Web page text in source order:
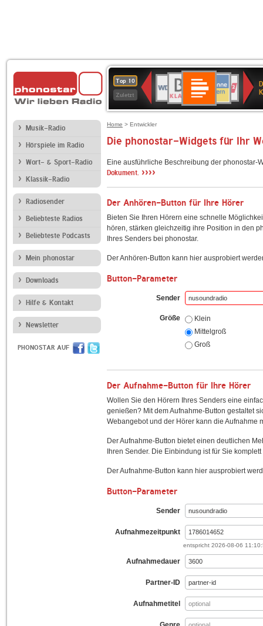
Top 10
Zuletzt
Deutschlandfunk
80er
90er
OLDIE
ANTENNE
SWR3
4
BR-
KLASSIK
Deutschlandfunk
Kultur
ANTENNE
BAYERN
SWR
Kultur
NDR
2
Musik-Radio
Hörspiele im Radio
Wort- & Sport-Radio
Klassik-Radio
Radiosender
Beliebteste Radios
Beliebteste Podcasts
Mein phonostar
Downloads
Hilfe & Kontakt
Newsletter
PHONOSTAR AUF
Home > Entwickler
Die phonostar-Widgets für Ihr
Eine ausführliche Beschreibung der
Dokument. ››››
Der Anhören-Button für Ihre Hörer
Bieten Sie Ihren Hörern eine schnelle
hören, stärken gleichzeitig ihre Position in den
Ihres Senders bei phonostar.
Der Anhören-Button kann hier ausprobiert
Button-Parameter
Sender
Größe
Klein
Mittelgroß
Groß
Der Aufnahme-Button für Ihre Hörer
Wollen Sie den Hörern Ihres Senders eine
genießen? Mit dem Aufnahme-Button gestaltet
Webangebot und der Hörer kann die Aufnahme
Der Aufnahme-Button bietet einen deutlichen
Ihren Sender. Die Einbindung ist für Sie
Der Aufnahme-Button kann hier ausprobiert
Button-Parameter
Sender
Aufnahmezeitpunkt
entspricht 2026-08-06
Aufnahmedauer
Partner-ID
Aufnahmetitel